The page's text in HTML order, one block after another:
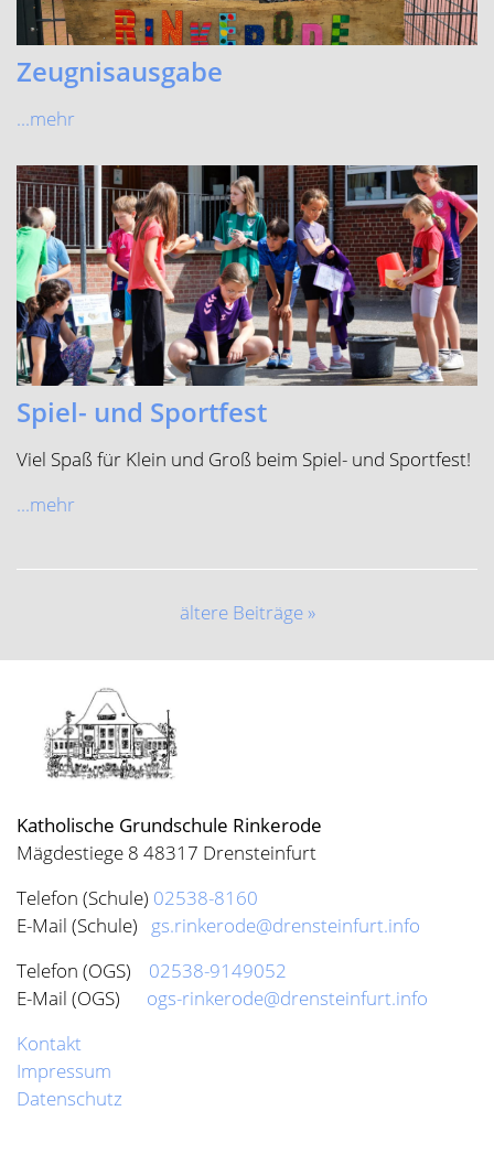
Zeugnisausgabe
...mehr
Spiel- und Sportfest
Viel Spaß für Klein und Groß beim Spiel- und Sportfest!
...mehr
ältere Beiträge »
Katholische Grundschule Rinkerode
Mägdestiege 8 48317 Drensteinfurt
Telefon (Schule) 02538-8160
E-Mail (Schule)
gs.rinkerode@drensteinfurt.info
Telefon (OGS) 02538-9149052
E-Mail (OGS) ogs-rinkerode@drensteinfurt.info
Kontakt
Impressum
Datenschutz